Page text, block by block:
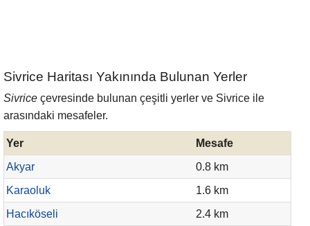
Sivrice Haritası Yakınında Bulunan Yerler
Sivrice çevresinde bulunan çeşitli yerler ve Sivrice ile
arasındaki mesafeler.
Yer
Mesafe
Akyar
0.8 km
Karaoluk
1.6 km
Hacıköseli
2.4 km